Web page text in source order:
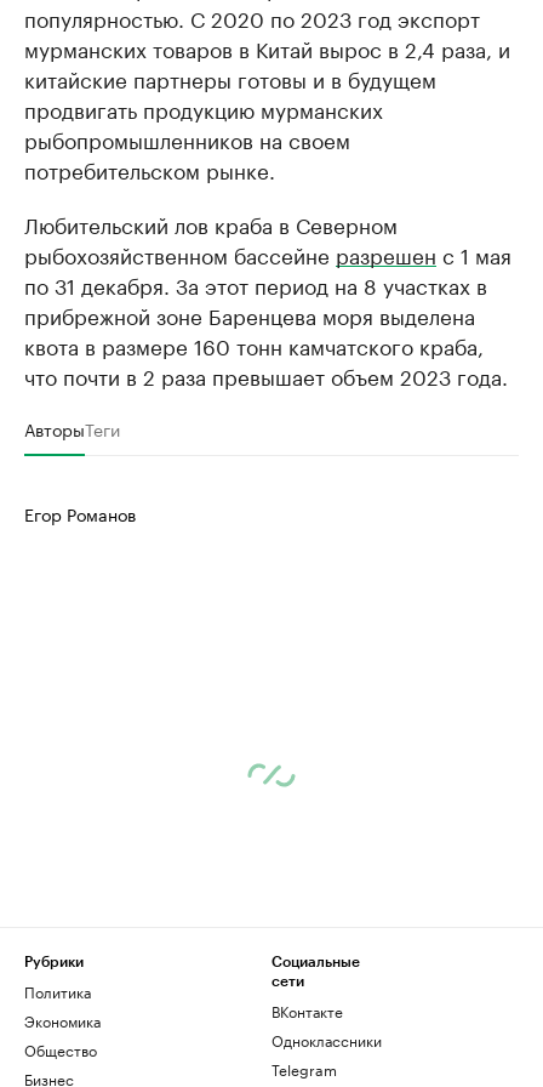
популярностью. С 2020 по 2023 год экспорт
мурманских товаров в Китай вырос в 2,4 раза, и
китайские партнеры готовы и в будущем
продвигать продукцию мурманских
рыбопромышленников на своем
потребительском рынке.
Любительский лов краба в Северном
рыбохозяйственном бассейне разрешен с 1 мая
по 31 декабря. За этот период на 8 участках в
прибрежной зоне Баренцева моря выделена
квота в размере 160 тонн камчатского краба,
что почти в 2 раза превышает объем 2023 года.
АвторыТеги
Егор Романов
Рубрики
Политика
Экономика
Общество
Бизнес
Социальные
сети
ВКонтакте
Одноклассники
Telegram